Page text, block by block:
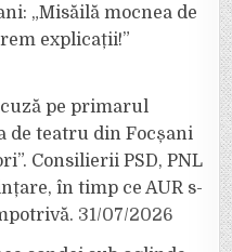
„Misăilă mocnea de
explicații!”
pe primarul
de teatru din Focșani
Consilierii PSD, PNL
în timp ce AUR s-
31/07/2026